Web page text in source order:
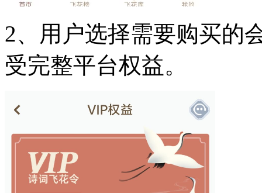
2、用户选择需要购买的
受完整平台权益。